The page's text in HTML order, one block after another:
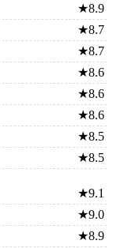
★8.9
★8.7
★8.7
★8.6
★8.6
★8.6
★8.5
★8.5
★9.1
★9.0
★8.9